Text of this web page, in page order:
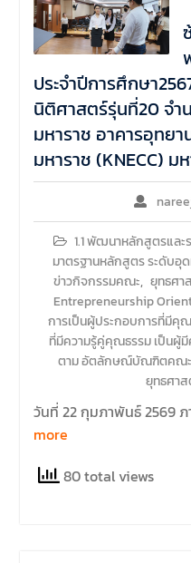
ประจำปีการศึกษา
นิติศาสตร์รุ่นที่20 จำ
มหาราช อาคารอุทย
มหาราช (KNECC) ม
1.1 พัฒนาหลักสูตรและ
มาตรฐานหลักสูตร ระดับ
ข่าวกิจกรรมคณะ, ยุทธศา
Entrepreneurship
การเป็นผู้ประกอบการที่มีคุ
ที่มีความรู้คู่คุณธรรม เป็น
ตาม อัตลักษณ์บัณฑิตคณะ
ยุทธศา
วันที่ 22 กุมภาพันธ์ 2569
more
80 total views